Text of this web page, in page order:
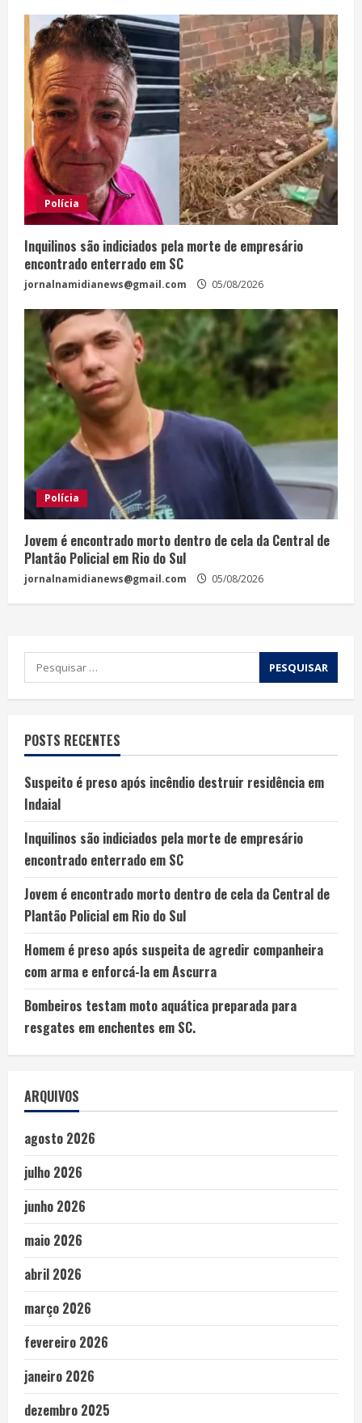
Polícia
Inquilinos são indiciados pela morte de empresário
encontrado enterrado em SC
jornalnamidianews@gmail.com 05/08/2026
Polícia
Jovem é encontrado morto dentro de cela da Central de
Plantão Policial em Rio do Sul
jornalnamidianews@gmail.com 05/08/2026
POSTS RECENTES
Suspeito é preso após incêndio destruir residência em
Indaial
Inquilinos são indiciados pela morte de empresário
encontrado enterrado em SC
Jovem é encontrado morto dentro de cela da Central de
Plantão Policial em Rio do Sul
Homem é preso após suspeita de agredir companheira
com arma e enforcá-la em Ascurra
Bombeiros testam moto aquática preparada para
resgates em enchentes em SC.
ARQUIVOS
agosto 2026
julho 2026
junho 2026
maio 2026
abril 2026
março 2026
fevereiro 2026
janeiro 2026
dezembro 2025